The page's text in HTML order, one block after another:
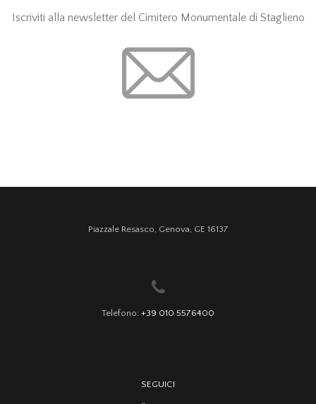
Iscriviti alla newsletter del Cimitero Monumentale di Staglieno
Piazzale Resasco, Genova, GE 16137
Telefono: +39 010 5576400
SEGUICI